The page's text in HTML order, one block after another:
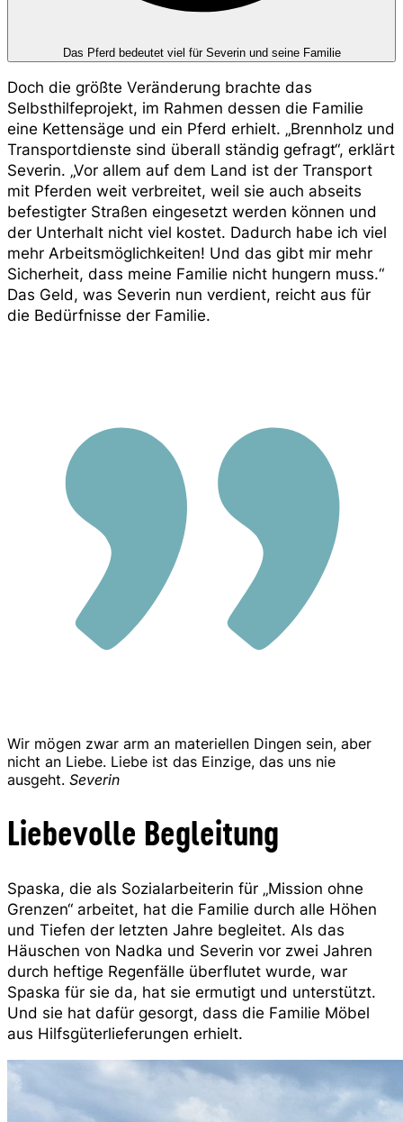
Das Pferd bedeutet viel für Severin und seine Familie
Doch die größte Veränderung brachte das
Selbsthilfeprojekt, im Rahmen dessen die Familie
eine Kettensäge und ein Pferd erhielt. „Brennholz und
Transportdienste sind überall ständig gefragt“, erklärt
Severin. „Vor allem auf dem Land ist der Transport
mit Pferden weit verbreitet, weil sie auch abseits
befestigter Straßen eingesetzt werden können und
der Unterhalt nicht viel kostet. Dadurch habe ich viel
mehr Arbeitsmöglichkeiten! Und das gibt mir mehr
Sicherheit, dass meine Familie nicht hungern muss.“
Das Geld, was Severin nun verdient, reicht aus für
die Bedürfnisse der Familie.
Wir mögen zwar arm an materiellen Dingen sein, aber
nicht an Liebe. Liebe ist das Einzige, das uns nie
ausgeht. Severin
Liebevolle Begleitung
Spaska, die als Sozialarbeiterin für „Mission ohne
Grenzen“ arbeitet, hat die Familie durch alle Höhen
und Tiefen der letzten Jahre begleitet. Als das
Häuschen von Nadka und Severin vor zwei Jahren
durch heftige Regenfälle überflutet wurde, war
Spaska für sie da, hat sie ermutigt und unterstützt.
Und sie hat dafür gesorgt, dass die Familie Möbel
aus Hilfsgüterlieferungen erhielt.